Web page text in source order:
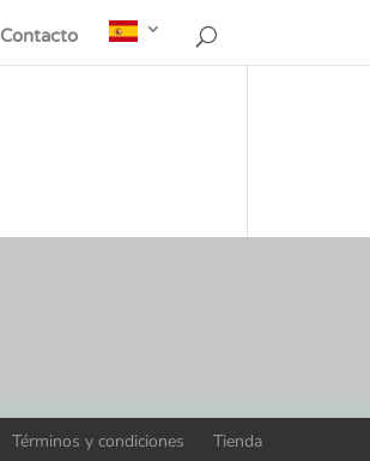
Contacto
Términos y condiciones Tienda